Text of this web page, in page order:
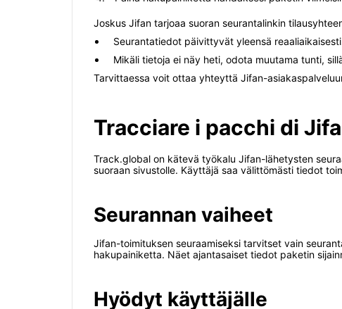
Joskus Jifan tarjoaa suoran seurantalinkin
Seurantatiedot päivittyvät yleensä
Mikäli tietoja ei näy heti, odota muutama tunti,
Tarvittaessa voit ottaa yhteyttä Jifan-
Tracciare i pacchi di
Track.global on kätevä työkalu Jifan-lähetysten
suoraan sivustolle. Käyttäjä saa välittömästi tiedot
Seurannan vaiheet
Jifan-toimituksen seuraamiseksi tarvitset vain
hakupainiketta. Näet ajantasaiset tiedot paketin
Hyödyt käyttäjälle